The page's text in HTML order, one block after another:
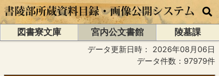
図書寮文庫 宮内公文書館
陵墓課
データ更新日時： 2026年08月06日
データ件数：97979件